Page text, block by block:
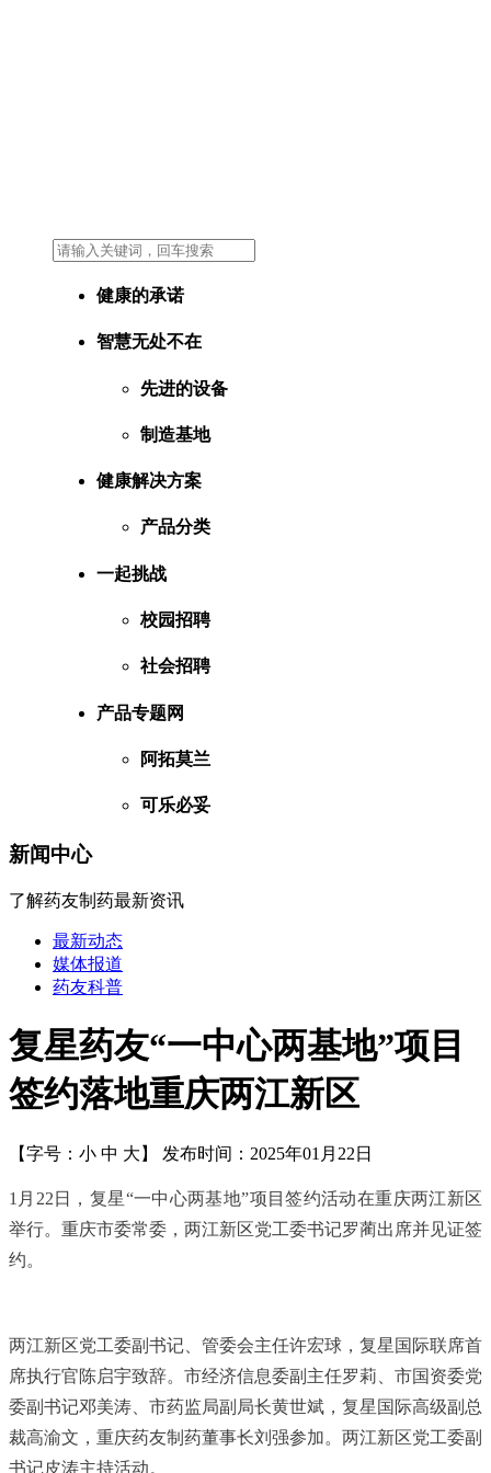
健康的承诺
智慧无处不在
先进的设备
制造基地
健康解决方案
产品分类
一起挑战
校园招聘
社会招聘
产品专题网
阿拓莫兰
可乐必妥
新闻中心
了解药友制药最新资讯
最新动态
媒体报道
药友科普
复星药友“一中心两基地”项目
签约落地重庆两江新区
【字号： 小 中 大 】 发布时间：2025年01月22日
1月22日，复星“一中心两基地”项目签约活动在重庆两江新区
举行。 重庆市委常委，两江新区党工委书记罗蔺出席并见证签
约。
两江新区党工委副书记、管委会主任许宏球，复星国际联席首
席执行官陈启宇致辞。市经济信息委副主任罗莉、市国资委党
委副书记邓美涛、市药监局副局长黄世斌，复星国际高级副总
裁高渝文，重庆药友制药董事长刘强参加。两江新区党工委副
书记皮涛主持活动。